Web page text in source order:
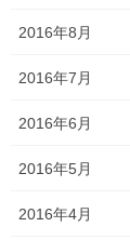
2016年8月
2016年7月
2016年6月
2016年5月
2016年4月